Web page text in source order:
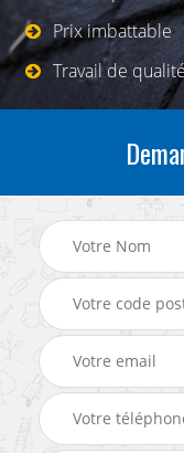
Prix imbattable
Travail de